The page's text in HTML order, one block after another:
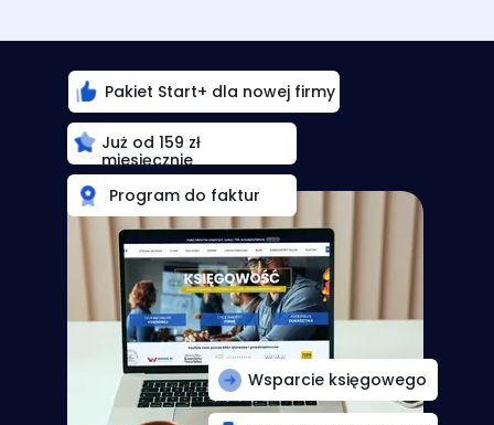
Pakiet Start+ dla nowej firmy
Wsparcie księgowego
Program do faktur
Już od 159 zł
miesięcznie